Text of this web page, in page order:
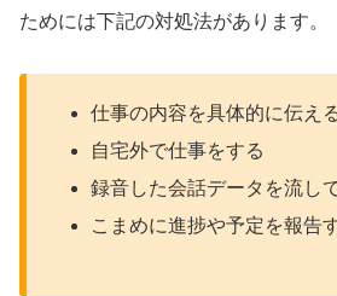
ためには下記の対処法があります。
仕事の内容を具体的に伝え
自宅外で仕事をする
録音した会話データを流し
こまめに進捗や予定を報告